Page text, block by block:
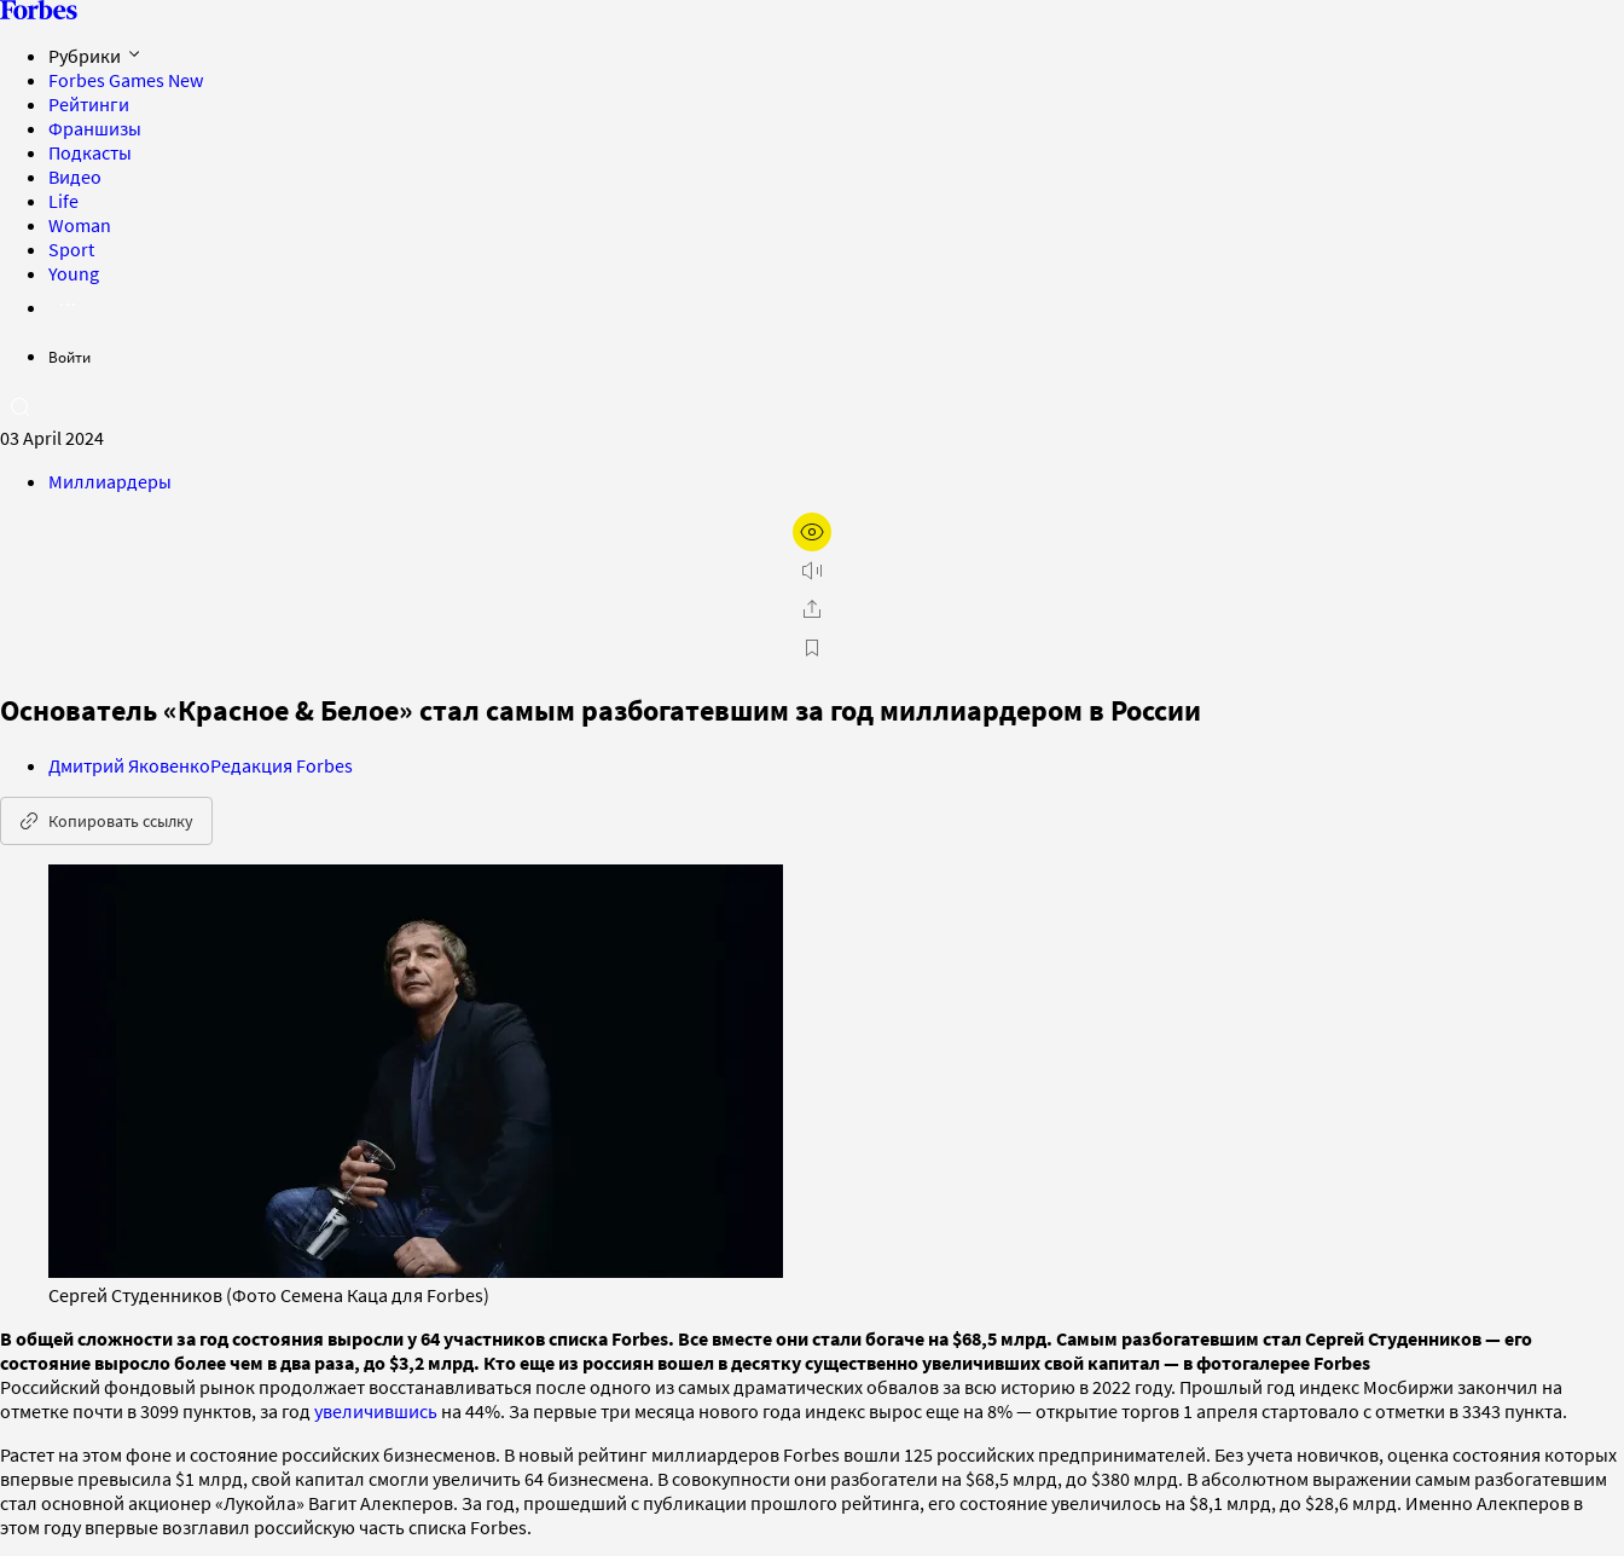
Рубрики
Forbes Games New
Рейтинги
Франшизы
Подкасты
Видео
Life
Woman
Sport
Young
Войти
03 April 2024
Миллиардеры
Основатель «Красное & Белое» стал самым разбогатевшим за год миллиардером в России
Дмитрий ЯковенкоРедакция Forbes
Копировать ссылку
Сергей Студенников (Фото Семена Каца для Forbes)
В общей сложности за год состояния выросли у 64 участников списка Forbes. Все вместе они стали богаче на $68,5 млрд. Самым разбогатевшим стал Сергей Студенников — его
состояние выросло более чем в два раза, до $3,2 млрд. Кто еще из россиян вошел в десятку существенно увеличивших свой капитал — в фотогалерее Forbes
Российский фондовый рынок продолжает восстанавливаться после одного из самых драматических обвалов за всю историю в 2022 году. Прошлый год индекс Мосбиржи закончил на
отметке почти в 3099 пунктов, за год увеличившись на 44%. За первые три месяца нового года индекс вырос еще на 8% — открытие торгов 1 апреля стартовало с отметки в 3343 пункта.
Растет на этом фоне и состояние российских бизнесменов. В новый рейтинг миллиардеров Forbes вошли 125 российских предпринимателей. Без учета новичков, оценка состояния которых
впервые превысила $1 млрд, свой капитал смогли увеличить 64 бизнесмена. В совокупности они разбогатели на $68,5 млрд, до $380 млрд. В абсолютном выражении самым разбогатевшим
стал основной акционер «Лукойла» Вагит Алекперов. За год, прошедший с публикации прошлого рейтинга, его состояние увеличилось на $8,1 млрд, до $28,6 млрд. Именно Алекперов в
этом году впервые возглавил российскую часть списка Forbes.